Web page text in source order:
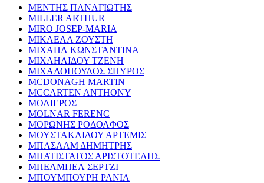
ΜΕΝΤΗΣ ΠΑΝΑΓΙΩΤΗΣ
MILLER ARTHUR
MIRO JOSEP-MARIA
ΜΙΚΑΕΛΑ ΖΟΥΣΤΗ
ΜΙΧΑΗΛ ΚΩΝΣΤΑΝΤΙΝΑ
ΜΙΧΑΗΛΙΔΟΥ ΤΖΕΝΗ
ΜΙΧΑΛΟΠΟΥΛΟΣ ΣΠΥΡΟΣ
MCDONAGH MARTIN
MCCARTEN ANTHONY
ΜΟΛΙΕΡΟΣ
MOLNAR FERENC
ΜΟΡΩΝΗΣ ΡΟΔΟΛΦΟΣ
ΜΟΥΣΤΑΚΛΙΔΟΥ ΑΡΤΕΜΙΣ
ΜΠΑΣΛΑΜ ΔΗΜΗΤΡΗΣ
ΜΠΑΤΙΣΤΑΤΟΣ ΑΡΙΣΤΟΤΕΛΗΣ
ΜΠΕΛΜΠΕΛ ΣΕΡΤΖΙ
ΜΠΟΥΜΠΟΥΡΗ ΡΑΝΙΑ